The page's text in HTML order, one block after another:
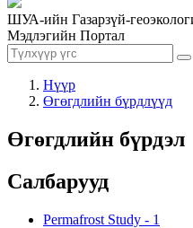
ШУА-ийн Газарзүй-
Мэдлэгийн Портал
Нүүр
Өгөгдлийн бүрдлүүд
Өгөгдлийн бүрдэл
Салбарууд
Permafrost Study - 1